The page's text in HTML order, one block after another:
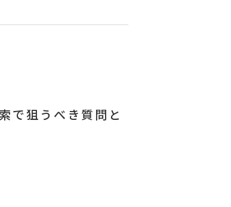
で狙うべき質問と